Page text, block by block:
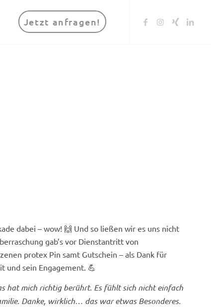
Jetzt anfragen!
dabei – wow! 🙌 Und so ließen wir es uns nicht
gab’s vor Dienstantritt von
protex Pin samt Gutschein – als Dank für
und sein Engagement. 💪
hat mich richtig berührt. Es fühlt sich nicht einfach
Danke, wirklich… das war etwas Besonderes.